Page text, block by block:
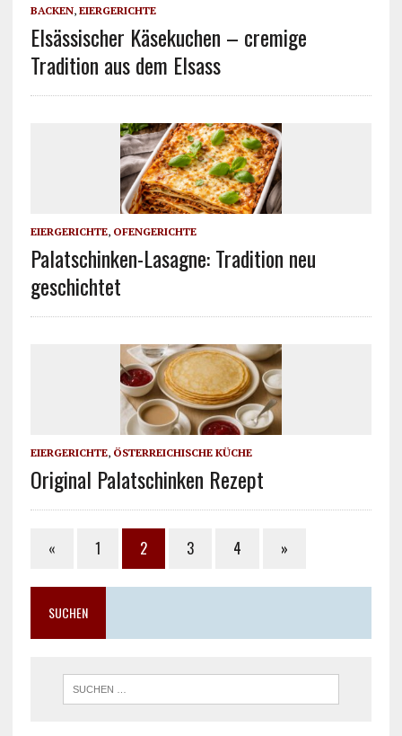
BACKEN, EIERGERICHTE
Elsässischer Käsekuchen – cremige
Tradition aus dem Elsass
EIERGERICHTE, OFENGERICHTE
Palatschinken-Lasagne: Tradition neu
geschichtet
EIERGERICHTE, ÖSTERREICHISCHE KÜCHE
Original Palatschinken Rezept
« 1 2 3 4 »
SUCHEN